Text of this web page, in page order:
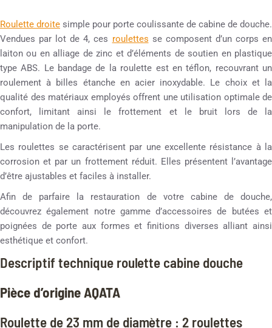
Roulette droite simple pour porte coulissante de cabine de douche.
Vendues par lot de 4, ces roulettes se composent d’un corps en
laiton ou en alliage de zinc et d’éléments de soutien en plastique
type ABS. Le bandage de la roulette est en téflon, recouvrant un
roulement à billes étanche en acier inoxydable. Le choix et la
qualité des matériaux employés offrent une utilisation optimale de
confort, limitant ainsi le frottement et le bruit lors de la
manipulation de la porte.
Les roulettes se caractérisent par une excellente résistance à la
corrosion et par un frottement réduit. Elles présentent l’avantage
d’être ajustables et faciles à installer.
Afin de parfaire la restauration de votre cabine de douche,
découvrez également notre gamme d’accessoires de butées et
poignées de porte aux formes et finitions diverses alliant ainsi
esthétique et confort.
Descriptif technique roulette cabine douche
Pièce d’origine AQATA
Roulette de 23 mm de diamètre : 2 roulettes